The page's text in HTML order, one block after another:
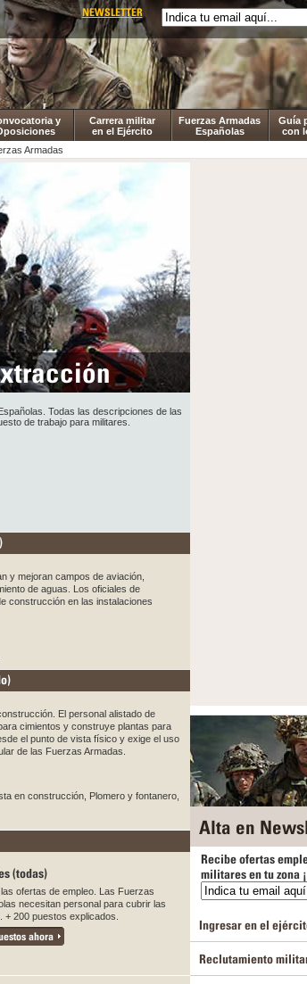
NEWSLETTER
y
Carrera militar
en el Ejército
Fuerzas Armadas
Españolas
Guía
con
Armadas
Todas las descripciones de las
de trabajo para militares.
y mejoran campos de aviación,
de aguas. Los oficiales de
construcción en las instalaciones
El personal alistado de
cimientos y construye plantas para
el punto de vista físico y exige el uso
de las Fuerzas Armadas.
en construcción, Plomero y fontanero,
(todas)
ofertas de empleo. Las Fuerzas
necesitan personal para cubrir las
+ 200 puestos explicados.
ahora
Alta en
Recibe ofertas
militares en tu zona
Ingresar en el
Reclutamiento